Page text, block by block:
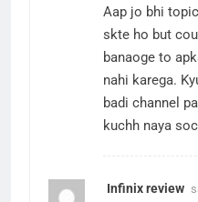
Aap jo bhi
skte ho but
banaoge to
nahi karega.
badi channel
kuchh naya
Infinix review